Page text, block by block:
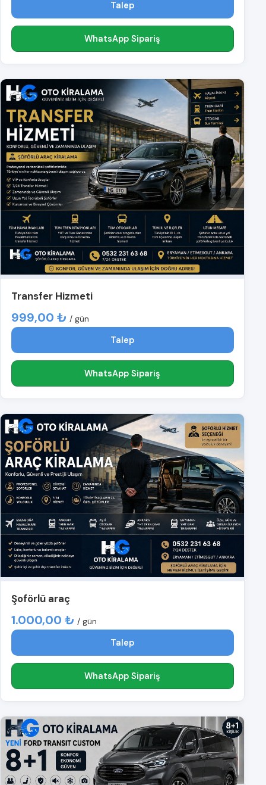
Talep
WhatsApp Sipariş
Transfer Hizmeti
999,00 ₺ / gün
Talep
WhatsApp Sipariş
Şoförlü araç
1.000,00 ₺ / gün
Talep
WhatsApp Sipariş